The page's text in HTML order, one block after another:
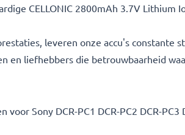
CELLONIC 2800mAh 3.7V Lithium
leveren onze accu's constante
en liefhebbers die betrouwbaarheid
voor Sony DCR-PC1 DCR-PC2 DCR-